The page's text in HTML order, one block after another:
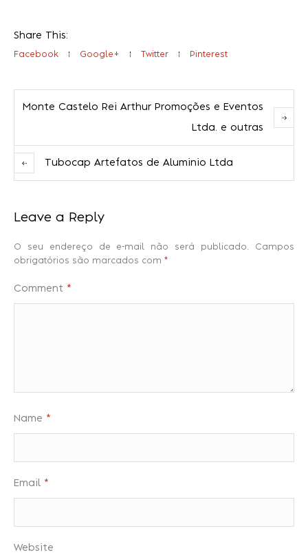
Share This:
Facebook Google+ Twitter Pinterest
Monte Castelo Rei Arthur Promoções e Eventos
Ltda. e outras
Tubocap Artefatos de Aluminio Ltda
Leave a Reply
O seu endereço de e-mail não será publicado.
Campos
obrigatórios são marcados com *
Comment *
Name *
Email *
Website